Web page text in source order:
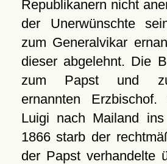
Republikanern nicht
der Unerwünschte
zum Generalvikar
dieser abgelehnt. Die
zum Papst und
ernannten
Luigi nach Mailand ins
1866 starb der
der Papst verhandelte